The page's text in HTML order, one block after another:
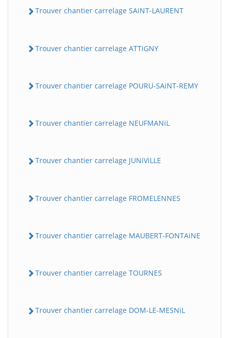
Trouver chantier carrelage SAiNT-LAURENT
Trouver chantier carrelage ATTiGNY
Trouver chantier carrelage POURU-SAiNT-REMY
Trouver chantier carrelage NEUFMANiL
Trouver chantier carrelage JUNiViLLE
Trouver chantier carrelage FROMELENNES
Trouver chantier carrelage MAUBERT-FONTAiNE
Trouver chantier carrelage TOURNES
Trouver chantier carrelage DOM-LE-MESNiL